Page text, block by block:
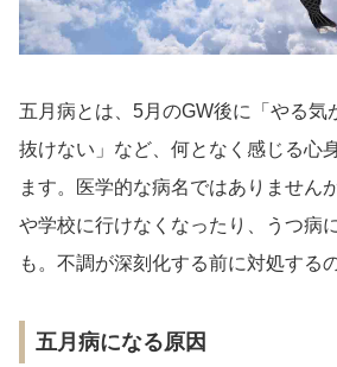
五月病とは、5月のGW後に「やる気
抜けない」など、何となく感じる心
ます。医学的な病名ではありません
や学校に行けなくなったり、うつ病
も。不調が深刻化する前に対処する
五月病になる原因